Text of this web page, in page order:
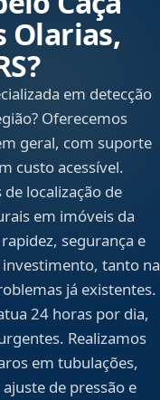
Olarias,
em detecção
Oferecemos
geral, com suporte
custo acessível.
localização de
em imóveis da
segurança e
tanto na
já existentes.
24 horas por dia,
Realizamos
em tubulações,
de pressão e